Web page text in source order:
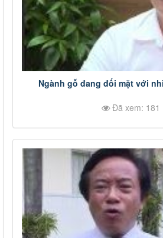
Ngành gỗ đang đối mặt với
Đã xem: 181